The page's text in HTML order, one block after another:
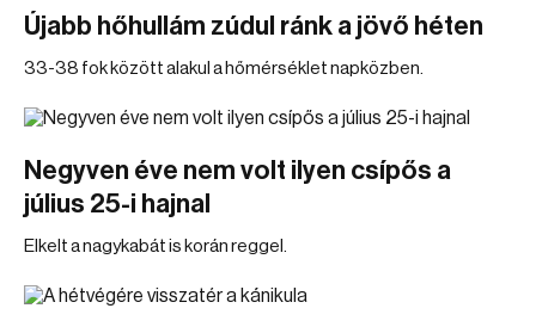
Újabb hőhullám zúdul ránk a jövő héten
33-38 fok között alakul a hőmérséklet napközben.
Negyven éve nem volt ilyen csípős a
július 25-i hajnal
Elkelt a nagykabát is korán reggel.